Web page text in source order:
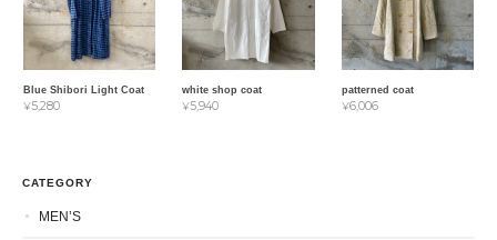
Blue Shibori Light Coat
¥5,280
white shop coat
¥5,940
patterned coat
¥6,006
CATEGORY
MEN’S